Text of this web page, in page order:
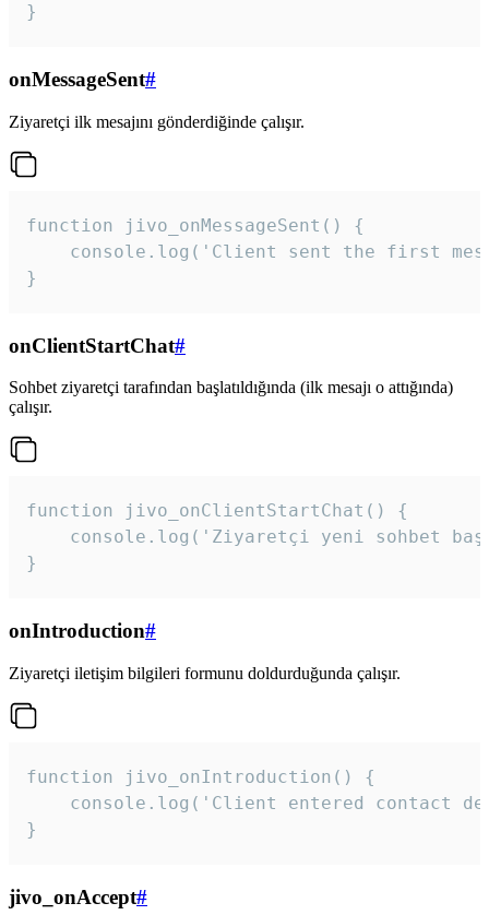
}
onMessageSent#
Ziyaretçi ilk mesajını gönderdiğinde çalışır.
function jivo_onMessageSent() {
console.log('Client sent the first
}
onClientStartChat#
Sohbet ziyaretçi tarafından başlatıldığında (ilk mesajı o attığında)
çalışır.
function jivo_onClientStartChat() {
console.log('Ziyaretçi yeni sohbet
}
onIntroduction#
Ziyaretçi iletişim bilgileri formunu doldurduğunda çalışır.
function jivo_onIntroduction() {
console.log('Client entered contact
}
jivo_onAccept#